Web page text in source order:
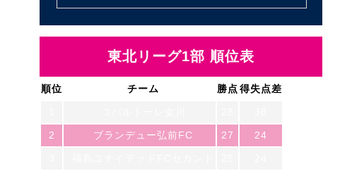
東北リーグ1部 順位表
順位 チーム 勝点得失点差
2 ブランデュー弘前FC 27 24